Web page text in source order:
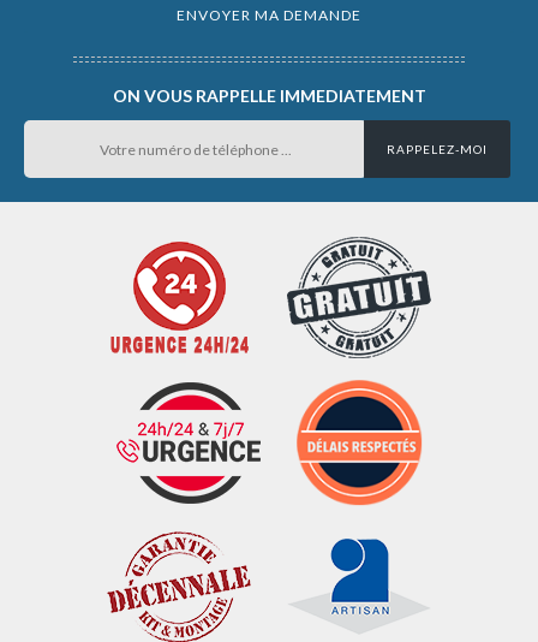
ON VOUS RAPPELLE IMMEDIATEMENT